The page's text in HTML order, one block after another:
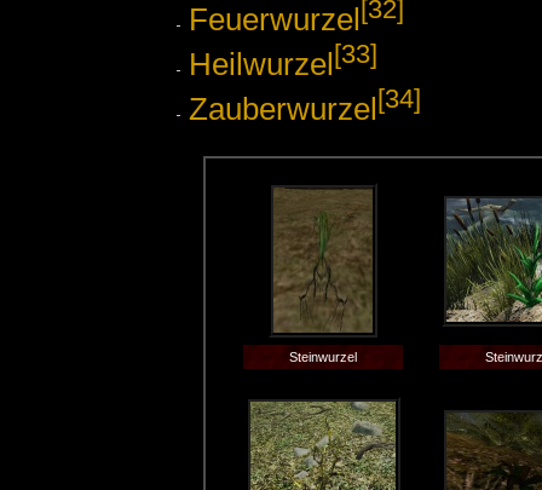
Feuerwurzel [32]
Heilwurzel[33]
Zauberwurzel[34]
Steinwurzel